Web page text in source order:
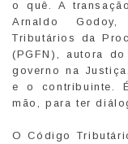
o quê. A
Arnaldo Godoy,
Tributários da
(PGFN), autora
governo na
e o contribuinte.
mão, para ter
O Código